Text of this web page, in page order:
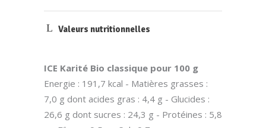
Valeurs nutritionnelles
ICE Karité Bio classique pour 100 g
Energie : 191,7 kcal - Matières grasses :
7,0 g dont acides gras : 4,4 g - Glucides :
26,6 g dont sucres : 24,3 g - Protéines : 5,8